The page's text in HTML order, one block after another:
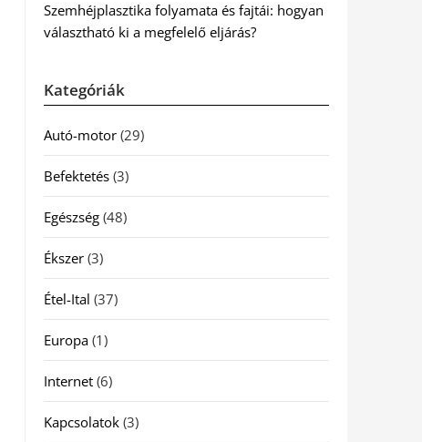
Szemhéjplasztika folyamata és fajtái: hogyan
választható ki a megfelelő eljárás?
Kategóriák
Autó-motor(29)
Befektetés(3)
Egészség(48)
Ékszer(3)
Étel-Ital (37)
Europa(1)
Internet(6)
Kapcsolatok(3)